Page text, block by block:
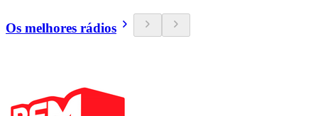
Os melhores rádios